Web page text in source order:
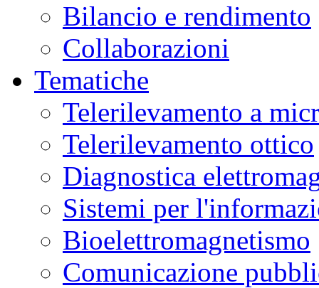
Bilancio e rendimento
Collaborazioni
Tematiche
Telerilevamento a
Telerilevamento ottico
Diagnostica
Sistemi per
Bioelettromagnetismo
Comunicazione